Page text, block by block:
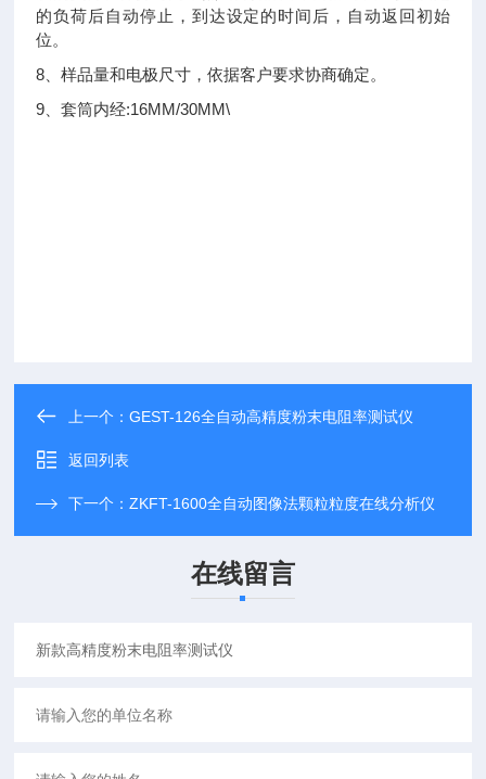
的负荷后自动停止，到达设定的时间后，自动返回初始
位。
8、样品量和电极尺寸，依据客户要求协商确定。
9、套筒内经:16MM/30MM\
上一个：GEST-126全自动高精度粉末电阻率测试仪
返回列表
下一个：ZKFT-1600全自动图像法颗粒粒度在线分析仪
在线留言